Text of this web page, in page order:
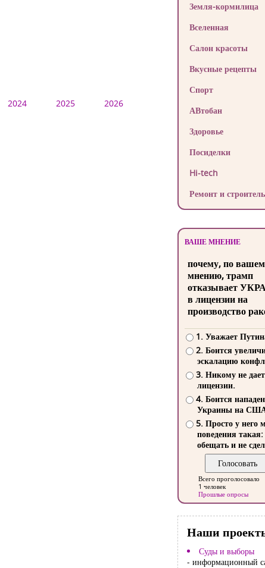
2024 2025
2026
Земля-кормилица
Вселенная
Салон красоты
Вкусные рецепты
Спорт
АВтобан
Здоровье
Посиделки
Hi-tech
Ремонт и
ВАШЕ МНЕНИЕ
почему, по
мнению, трамп
отказывает
в лицензии на
производство
1. Уважает
2. Боится
эскалацию
3. Никому не
лицензии.
4. Боится
Украины на
5. Просто у него
поведения такая:
обещать и не
Всего проголосовало
1 человек
Прошлые опросы
Наши
Суды и выборы
- информационный